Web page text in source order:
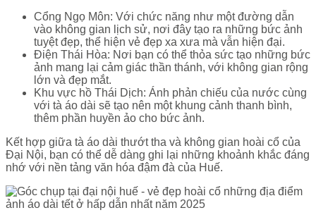
Cổng Ngọ Môn: Với chức năng như một đường dẫn
vào không gian lịch sử, nơi đây tạo ra những bức ảnh
tuyệt đẹp, thể hiện vẻ đẹp xa xưa mà vẫn hiện đại.
Điện Thái Hòa: Nơi bạn có thể thỏa sức tạo những bức
ảnh mang lại cảm giác thần thánh, với không gian rộng
lớn và đẹp mắt.
Khu vực hồ Thái Dịch: Ánh phản chiếu của nước cùng
với tà áo dài sẽ tạo nên một khung cảnh thanh bình,
thêm phần huyền ảo cho bức ảnh.
Kết hợp giữa tà áo dài thướt tha và không gian hoài cổ của
Đại Nội, bạn có thể dễ dàng ghi lại những khoảnh khắc đáng
nhớ với nền tảng văn hóa đậm đà của Huế.